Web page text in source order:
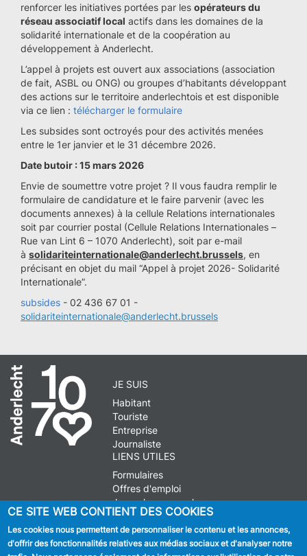
renforcer les initiatives portées par les opérateurs du
réseau associatif local actifs dans les domaines de la
solidarité internationale et de la coopération au
développement à Anderlecht.
L’appel à projets est ouvert aux associations (association
de fait, ASBL ou ONG) ou groupes d’habitants développant
des actions sur le territoire anderlechtois et est disponible
via ce lien : télécharger le formulaire
Les subsides sont octroyés pour des activités menées
entre le 1er janvier et le 31 décembre 2026.
Date butoir : 15 mars 2026
Envie de soumettre votre projet ? Il vous faudra remplir le
formulaire de candidature et le faire parvenir (avec les
documents annexes) à la cellule Relations internationales
soit par courrier postal (Cellule Relations Internationales –
Rue van Lint 6 – 1070 Anderlecht), soit par e-mail
à solidariteinternationale@anderlecht.brussels, en
précisant en objet du mail “Appel à projet 2026- Solidarité
Internationale”.
subsides - 02 436 67 01 -
solidariteinternationale@anderlecht.brussels
JE SUIS
Habitant
Touriste
Entreprise
Journaliste
LIENS UTILES
Formulaires
Offres d'emploi
Journal communal
Stationnement
CE SITE WEB CONTIENT DES COOKIES
Les cookies nous permettent de personnaliser le contenu et les annonces,
d'offrir des fonctionnalités relatives aux médias sociaux et d'analyser notre